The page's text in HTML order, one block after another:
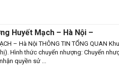
Huyết Mạch – Hà Nội –
– Hà Nội THÔNG TIN TỔNG QUAN Khu
Hình thức chuyển nhượng: Chuyển
quyền sử ...